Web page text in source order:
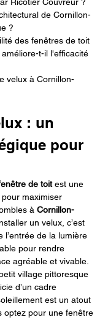
de Cornillon-
?
des fenêtres de toit
t-il l'efficacité
velux à Cornillon-
: un
pour
de toit est une
maximiser
à Cornillon-
un velux, c’est
l’entrée de la lumière
pour rendre
agréable et vivable.
village pittoresque
d’un cadre
est un atout
optez pour une fenêtre